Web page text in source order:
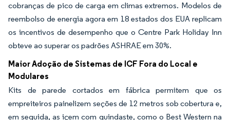
cobranças de pico de carga em climas extremos. Modelos de
reembolso de energia agora em 18 estados dos EUA replicam
os incentivos de desempenho que o Centre Park Holiday Inn
obteve ao superar os padrões ASHRAE em 30%.
Maior Adoção de Sistemas de ICF Fora do Local e
Modulares
Kits de parede cortados em fábrica permitem que os
empreiteiros painelizem seções de 12 metros sob cobertura e,
em seguida, as içem com guindaste, como o Best Western na